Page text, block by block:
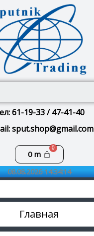
61-19-33 / 47-41-40
sput.shop@gmail.com
0m
Корзина
08.08.2026 14:34:14
Главная